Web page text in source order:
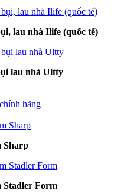
lau nhà Ilife (quốc tế)
lau nhà Ultty
hãng
Sharp
Stadler Form